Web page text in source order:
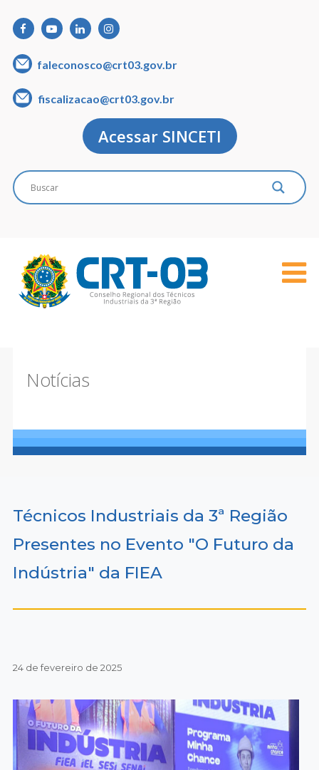
faleconosco@crt03.gov.br
fiscalizacao@crt03.gov.br
Acessar SINCETI
Notícias
Técnicos Industriais da 3ª Região
Presentes no Evento "O Futuro da
Indústria" da FIEA
24 de fevereiro de 2025